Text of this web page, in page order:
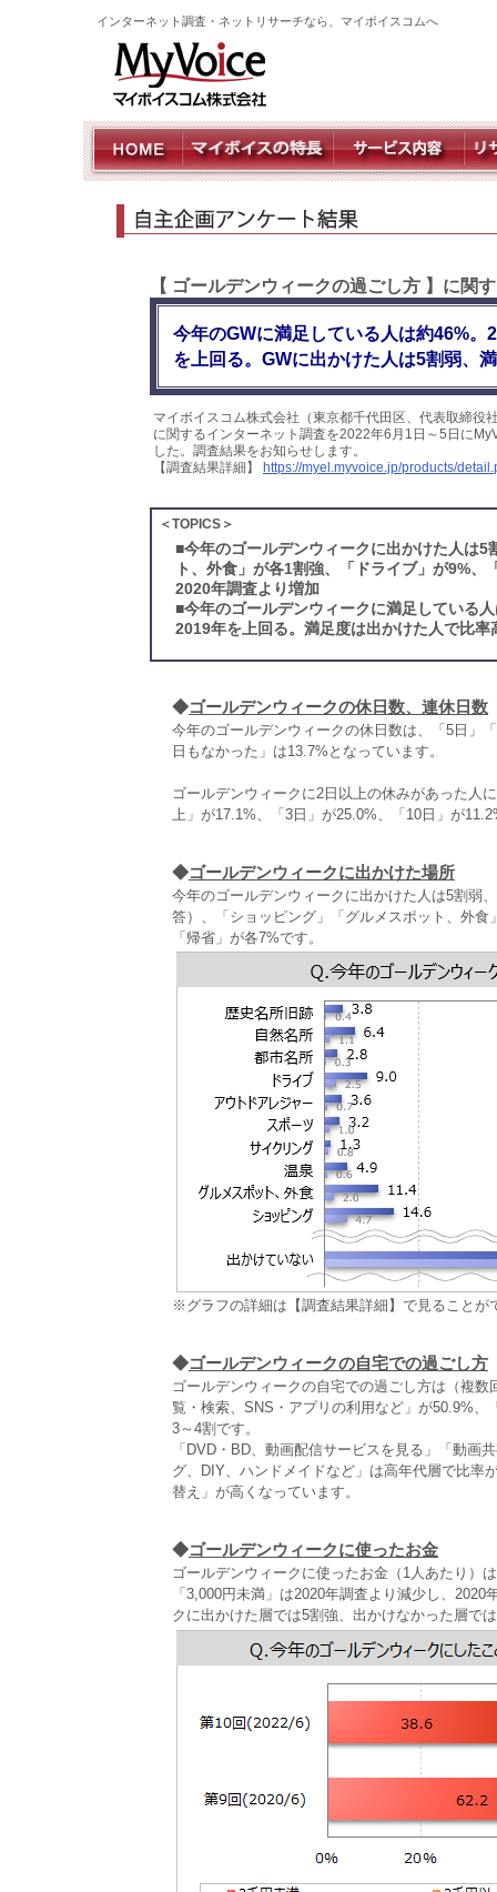
インターネット調査・ネットリサーチなら、マイボイスコムへ
【 ゴールデンウィークの過ごし方 】に関
今年のGWに満足している人は約46%
を上回る。GWに出かけた人は5割弱、
マイボイスコム株式会社（東京都千代田区、代表取締
に関するインターネット調査を2022年6月1日～5日に
した。調査結果をお知らせします。
【調査結果詳細】
https://myel.myvoice.jp/products/
＜TOPICS＞
■今年のゴールデンウィークに出かけた人は
ト、外食」が各1割強、「ドライブ」が9%
2020年調査より増加
■今年のゴールデンウィークに満足している
2019年を上回る。満足度は出かけた人で比率
◆ゴールデンウィークの休日数、連休日数
今年のゴールデンウィークの休日数は、「5日」
日もなかった」は13.7%となっています。
ゴールデンウィークに2日以上の休みがあった人
上」が17.1%、「3日」が25.0%、「10日」が
◆ゴールデンウィークに出かけた場所
今年のゴールデンウィークに出かけた人は5割弱
答）、「ショッピング」「グルメスポット、外
「帰省」が各7%です。
※グラフの詳細は【調査結果詳細】で見ることが
◆ゴールデンウィークの自宅での過ごし方
ゴールデンウィークの自宅での過ごし方は（複
覧・検索、SNS・アプリの利用など」が50.9%
3～4割です。
「DVD・BD、動画配信サービスを見る」「動画
グ、DIY、ハンドメイドなど」は高年代層で比率
替え」が高くなっています。
◆ゴールデンウィークに使ったお金
ゴールデンウィークに使ったお金（1人あたり）
「3,000円未満」は2020年調査より減少し、
クに出かけた層では5割強、出かけなかった層で